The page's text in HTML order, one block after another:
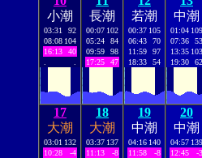
小潮
03:31
92
08:08 104
16:13
40
長潮
00:07 102
05:24
84
09:59
98
17:25
47
若潮
00:37 105
06:43
70
11:59
97
18:33
54
中潮
01:04 109
07:36
53
13:35 103
19:30
62
17
大潮
03:01 132
10:28
-4
18
大潮
03:37 137
11:13
-8
19
中潮
04:16 140
11:58
-8
20
中潮
04:57 139
12:45
-3